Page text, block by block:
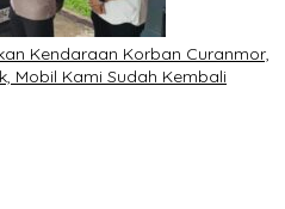
Kendaraan Korban Curanmor,
Mobil Kami Sudah Kembali